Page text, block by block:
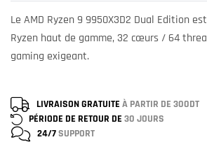
Le AMD Ryzen 9 9950X3D2 Dual Edition
Ryzen haut de gamme, 32 cœurs / 64
gaming exigeant.
LIVRAISON GRATUITE À PARTIR DE 300DT
PÉRIODE DE RETOUR DE 30 JOURS
24/7SUPPORT